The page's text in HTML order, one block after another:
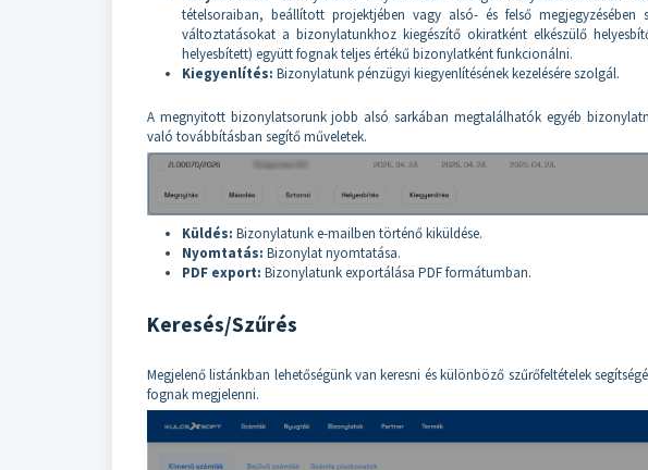
tételsoraiban, beállított projektjében vagy alsó- és felső megjegyzésében
változtatásokat a bizonylatunkhoz kiegészítő okiratként elkészülő
helyesbített) együtt fognak teljes értékű bizonylatként funkcionálni.
Kiegyenlítés: Bizonylatunk pénzügyi kiegyenlítésének kezelésére szolgál.
A megnyitott bizonylatsorunk jobb alsó sarkában megtalálhatók egyéb
való továbbításban segítő műveletek.
Küldés: Bizonylatunk e-mailben történő kiküldése.
Nyomtatás: Bizonylat nyomtatása.
PDF export: Bizonylatunk exportálása PDF formátumban.
Keresés/Szűrés
Megjelenő listánkban lehetőségünk van keresni és különböző szűrőfeltételek
fognak megjelenni.